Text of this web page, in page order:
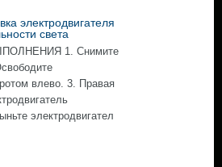
электродвигателя
света
1. Снимите
влево. 3. Правая
электродвигател